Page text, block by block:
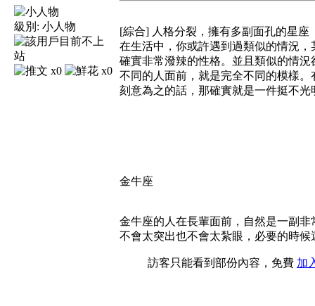
級別: 小人物
x0 x0
[綜合] 人格分裂，擁有多副面孔的星座
在生活中，你或許遇到過類似的情況
確實非常潑辣的性格。並且類似的情
不同的人面前，就是完全不同的模樣
刻意為之的話，那確實就是一件挺不
金牛座
金牛座的人在長輩面前，自然是一副
不會太突出也不會太紮眼，必要的時
訪客只能看到部份內容，免費 加